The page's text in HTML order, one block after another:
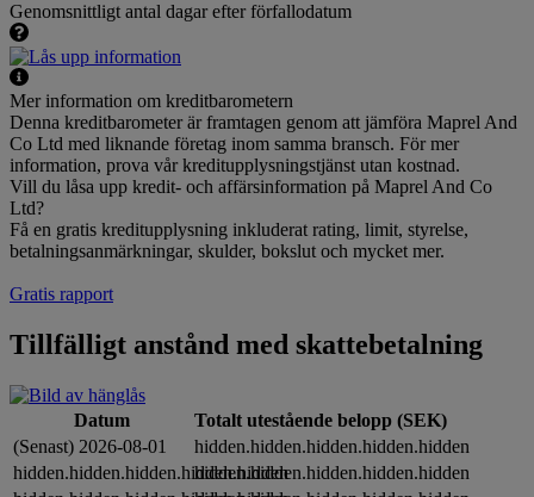
Genomsnittligt antal dagar efter förfallodatum
Mer information om kreditbarometern
Denna kreditbarometer är framtagen genom att jämföra Maprel And
Co Ltd med liknande företag inom samma bransch. För mer
information, prova vår kreditupplysningstjänst utan kostnad.
Vill du låsa upp kredit- och affärsinformation på Maprel And Co
Ltd?
Få en gratis kreditupplysning inkluderat rating, limit, styrelse,
betalningsanmärkningar, skulder, bokslut och mycket mer.
Gratis rapport
Tillfälligt anstånd med skattebetalning
Datum
Totalt utestående belopp (SEK)
(Senast) 2026-08-01
hidden.hidden.hidden.hidden.hidden
hidden.hidden.hidden.hidden.hiddenhidden.hidden.hidden.hidden.hidden